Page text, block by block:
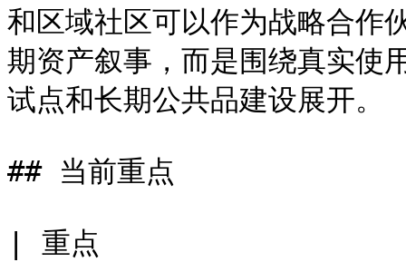
和区域社区可以作为战略合作
期资产叙事，而是围绕真实使
试点和长期公共品建设展开。
## 当前重点
| 重点